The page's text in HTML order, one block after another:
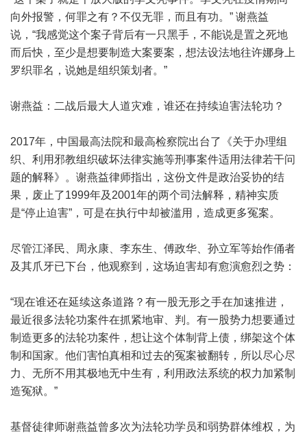
向外报警，何罪之有？不仅无罪，而且有功。” 谢燕益
说，“我感觉这个案子背后有一只黑手，不能说是置之死地
而后快，至少是想要制造大案要案，想法设法地往许娜身上
罗织罪名，说她是组织策划者。”
谢燕益：二战后最大人道灾难，谁还在持续迫害法轮功？
2017年，中国最高法院和最高检察院出台了《关于办理组
织、利用邪教组织破坏法律实施等刑事案件适用法律若干问
题的解释》。谢燕益律师指出，这份文件是政治妥协的结
果，废止了1999年及2001年的两个司法解释，精神实质
是“停止迫害”，可是在执行中却被滥用，造成更多冤案。
尽管江泽民、周永康、李东生、傅政华、孙立军等始作俑者
及其爪牙已下台，他观察到，这场迫害却有愈演愈烈之势：
“现在谁还在延续这条道路？有一股无形之手在加速推进，
最近很多法轮功案件在抓紧地审、判。有一股势力想要通过
制造更多的法轮功案件，想让这个体制背上债，绑架这个体
制和国家。他们害怕真相和过去的冤案被翻转，所以尽心尽
力、无所不用其极地无中生有，利用政法系统的权力加紧制
造冤狱。”
基督徒律师谢燕益曾多次为法轮功学员和弱势群体维权，为